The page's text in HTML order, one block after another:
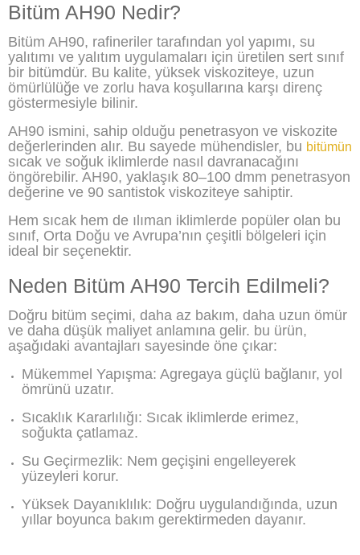
Bitüm AH90 Nedir?
Bitüm AH90, rafineriler tarafından yol yapımı, su
yalıtımı ve yalıtım uygulamaları için üretilen sert sınıf
bir bitümdür. Bu kalite, yüksek viskoziteye, uzun
ömürlülüğe ve zorlu hava koşullarına karşı direnç
göstermesiyle bilinir.
AH90 ismini, sahip olduğu penetrasyon ve viskozite
değerlerinden alır. Bu sayede mühendisler, bu bitümün
sıcak ve soğuk iklimlerde nasıl davranacağını
öngörebilir. AH90, yaklaşık 80–100 dmm penetrasyon
değerine ve 90 santistok viskoziteye sahiptir.
Hem sıcak hem de ılıman iklimlerde popüler olan bu
sınıf, Orta Doğu ve Avrupa’nın çeşitli bölgeleri için
ideal bir seçenektir.
Neden Bitüm AH90 Tercih Edilmeli?
Doğru bitüm seçimi, daha az bakım, daha uzun ömür
ve daha düşük maliyet anlamına gelir. bu ürün,
aşağıdaki avantajları sayesinde öne çıkar:
Mükemmel Yapışma: Agregaya güçlü bağlanır, yol
ömrünü uzatır.
Sıcaklık Kararlılığı: Sıcak iklimlerde erimez,
soğukta çatlamaz.
Su Geçirmezlik: Nem geçişini engelleyerek
yüzeyleri korur.
Yüksek Dayanıklılık: Doğru uygulandığında, uzun
yıllar boyunca bakım gerektirmeden dayanır.